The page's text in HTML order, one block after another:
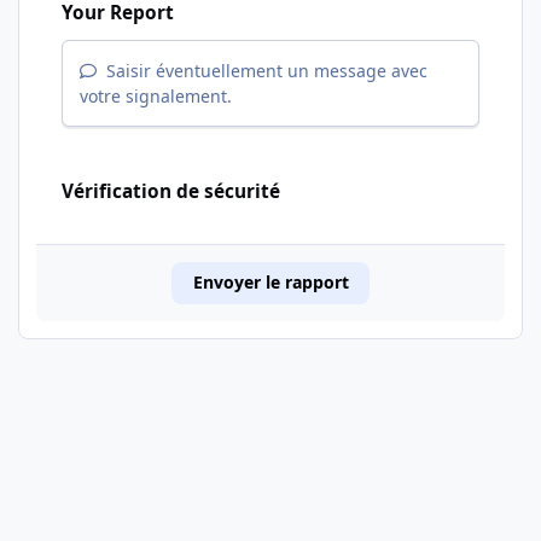
Your Report
Saisir éventuellement un message avec
votre signalement.
Vérification de sécurité
Envoyer le rapport